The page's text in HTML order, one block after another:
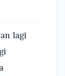
lagi